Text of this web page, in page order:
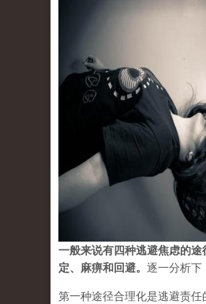
一般来说有四种逃避焦虑的途
定、麻痹和回避。 逐一分析下
第一种途径合理化是逃避责任